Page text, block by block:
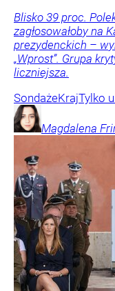
Blisko 39 proc.
zagłosowałoby na
prezydenckich –
„Wprost”. Grupa
liczniejsza.
SondażeKrajTylko
Magdalena